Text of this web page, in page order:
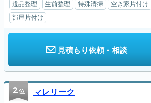
遺品整理 生前整理 特殊清掃 空き家片付け
部屋片付け
見積もり依頼・相談
2位 マレリーク